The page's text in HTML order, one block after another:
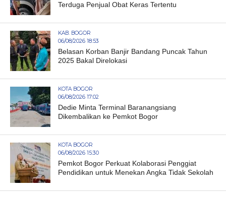
Terduga Penjual Obat Keras Tertentu
KAB. BOGOR
06/08/2026 18:53
Belasan Korban Banjir Bandang Puncak Tahun
2025 Bakal Direlokasi
KOTA BOGOR
06/08/2026 17:02
Dedie Minta Terminal Baranangsiang
Dikembalikan ke Pemkot Bogor
KOTA BOGOR
06/08/2026 15:30
Pemkot Bogor Perkuat Kolaborasi Penggiat
Pendidikan untuk Menekan Angka Tidak Sekolah